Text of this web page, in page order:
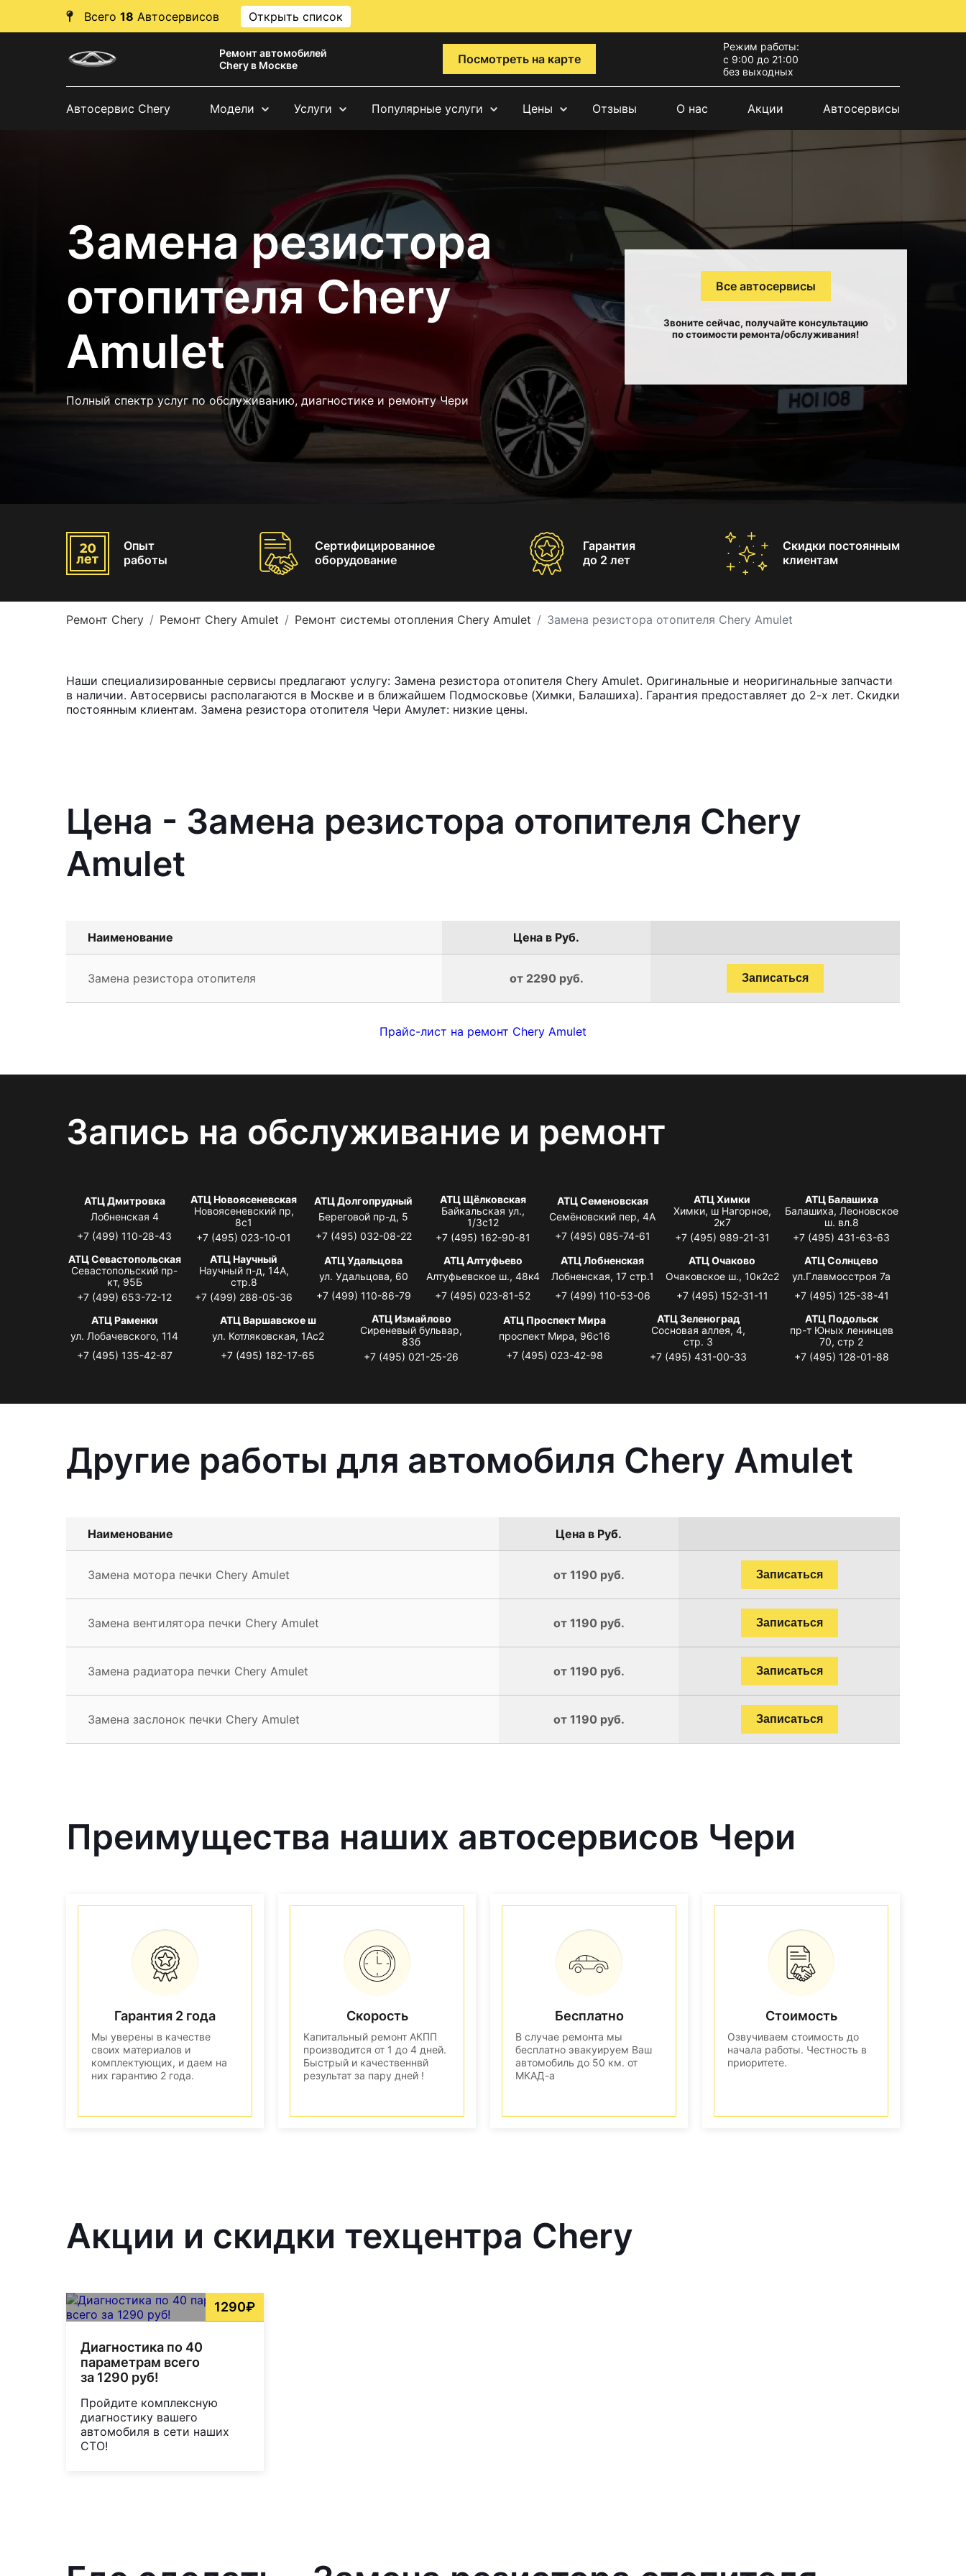
Всего 18 Автосервисов Открыть список
Ремонт автомобилей
Chery в Москве
Посмотреть на карте
Режим работы:
с 9:00 до 21:00
без выходных
Автосервис Chery Модели Услуги Популярные услуги Цены Отзывы О нас Акции Автосервисы
Замена резистора
отопителя Chery
Amulet
Полный спектр услуг по обслуживанию, диагностике и ремонту Чери
Все автосервисы
Звоните сейчас, получайте консультацию
по стоимости ремонта/обслуживания!
Опыт
работы
Сертифицированное
оборудование
Гарантия
до 2 лет
Скидки постоянным
клиентам
Ремонт Chery Ремонт Chery Amulet Ремонт системы отопления Chery Amulet Замена резистора отопителя Chery Amulet
Наши специализированные сервисы предлагают услугу: Замена резистора отопителя Chery Amulet. Оригинальные и неоригинальные запчасти
в наличии. Автосервисы располагаются в Москве и в ближайшем Подмосковье (Химки, Балашиха). Гарантия предоставляет до 2-х лет. Скидки
постоянным клиентам. Замена резистора отопителя Чери Амулет: низкие цены.
Цена - Замена резистора отопителя Chery
Amulet
Наименование Цена в Руб.
Замена резистора отопителя от 2290 руб. Записаться
Прайс-лист на ремонт Chery Amulet
Запись на обслуживание и ремонт
АТЦ Дмитровка
Лобненская 4
+7 (499) 110-28-43
АТЦ Новоясеневская
Новоясеневский пр,
8с1
+7 (495) 023-10-01
АТЦ Долгопрудный
Береговой пр-д, 5
+7 (495) 032-08-22
АТЦ Щёлковская
Байкальская ул.,
1/3с12
+7 (495) 162-90-81
АТЦ Семеновская
Семёновский пер, 4А
+7 (495) 085-74-61
АТЦ Химки
Химки, ш Нагорное,
2к7
+7 (495) 989-21-31
АТЦ Балашиха
Балашиха, Леоновское
ш. вл.8
+7 (495) 431-63-63
АТЦ Севастопольская
Севастопольский пр-
кт, 95Б
+7 (499) 653-72-12
АТЦ Научный
Научный п-д, 14А,
стр.8
+7 (499) 288-05-36
АТЦ Удальцова
ул. Удальцова, 60
+7 (499) 110-86-79
АТЦ Алтуфьево
Алтуфьевское ш., 48к4
+7 (495) 023-81-52
АТЦ Лобненская
Лобненская, 17 стр.1
+7 (499) 110-53-06
АТЦ Очаково
Очаковское ш., 10к2с2
+7 (495) 152-31-11
АТЦ Солнцево
ул.Главмосстроя 7а
+7 (495) 125-38-41
АТЦ Раменки
ул. Лобачевского, 114
+7 (495) 135-42-87
АТЦ Варшавское ш
ул. Котляковская, 1Ас2
+7 (495) 182-17-65
АТЦ Измайлово
Сиреневый бульвар,
83б
+7 (495) 021-25-26
АТЦ Проспект Мира
проспект Мира, 96с16
+7 (495) 023-42-98
АТЦ Зеленоград
Сосновая аллея, 4,
стр. 3
+7 (495) 431-00-33
АТЦ Подольск
пр-т Юных ленинцев
70, стр 2
+7 (495) 128-01-88
Другие работы для автомобиля Chery Amulet
Наименование Цена в Руб.
Замена мотора печки Chery Amulet от 1190 руб. Записаться
Замена вентилятора печки Chery Amulet от 1190 руб. Записаться
Замена радиатора печки Chery Amulet от 1190 руб. Записаться
Замена заслонок печки Chery Amulet от 1190 руб. Записаться
Преимущества наших автосервисов Чери
Гарантия 2 года
Мы уверены в качестве
своих материалов и
комплектующих, и даем на
них гарантию 2 года.
Скорость
Капитальный ремонт АКПП
производится от 1 до 4 дней.
Быстрый и качественнвй
результат за пару дней !
Бесплатно
В случае ремонта мы
бесплатно эвакуируем Ваш
автомобиль до 50 км. от
МКАД-а
Стоимость
Озвучиваем стоимость до
начала работы. Честность в
приоритете.
Акции и скидки техцентра Chery
1290₽
Диагностика по 40
параметрам всего
за 1290 руб!
Пройдите комплексную
диагностику вашего
автомобиля в сети наших
СТО!